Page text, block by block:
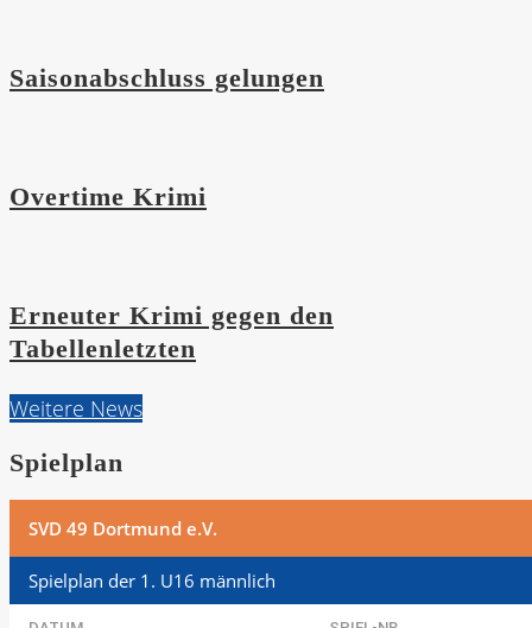
Saisonabschluss gelungen
Overtime Krimi
Erneuter Krimi gegen den
Tabellenletzten
Weitere News
Spielplan